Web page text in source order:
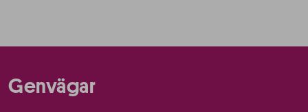
Genvägar